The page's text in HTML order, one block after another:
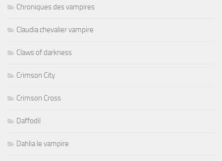
Chroniques des vampires
Claudia chevalier vampire
Claws of darkness
Crimson City
Crimson Cross
Daffodil
Dahlia le vampire